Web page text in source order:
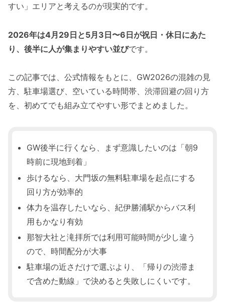
すい」エリアと考えるのが現実的です。
2026年は4月29日と5月3日〜6日が祝日・休日にあた
り、後半に人が集まりやすい並びです。
この記事では、公式情報をもとに、GW2026の混雑の見
方、駐車場選び、空いている時間帯、渋滞回避の回り方
を、初めてでも組み立てやすい形でまとめました。
GW後半に行くなら、まず意識したいのは「朝9
時前に現地到着」
歩けるなら、大門坂の無料駐車場を起点にする
回り方が効率的
体力を温存したいなら、紀伊勝浦駅からバス利
用もかなり有効
那智大社と滝拝所では利用可能時間が少し違う
ので、時間配分が大事
駐車場の近さだけで選ぶより、「帰りの渋滞ま
で含めた動線」で決めると失敗しにくいです。